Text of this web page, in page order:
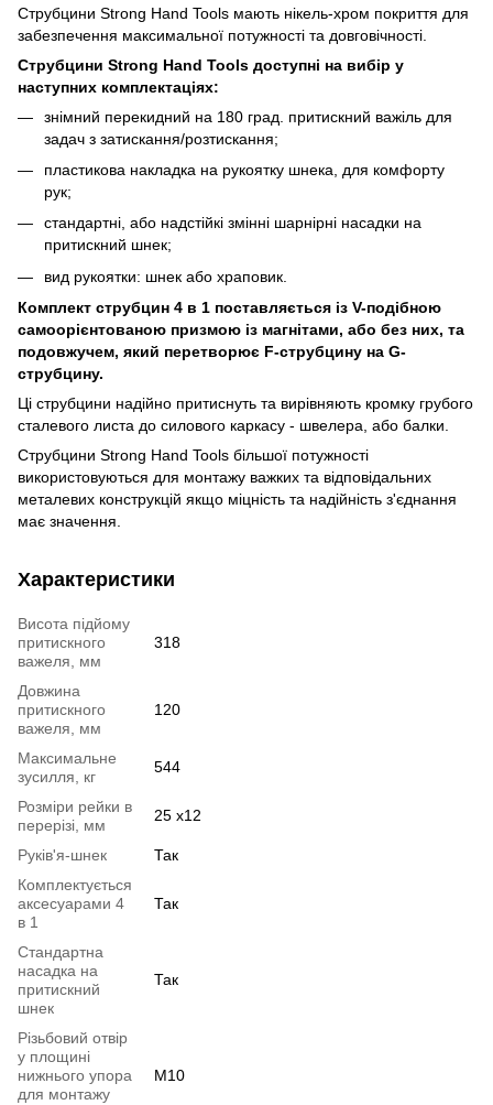
Струбцини Strong Hand Tools мають нікель-хром покриття для
забезпечення максимальної потужності та довговічності.
Струбцини Strong Hand Tools доступні на вибір у
наступних комплектаціях:
знімний перекидний на 180 град. притискний важіль для
задач з затискання/розтискання;
пластикова накладка на рукоятку шнека, для комфорту
рук;
стандартні, або надстійкі змінні шарнірні насадки на
притискний шнек;
вид рукоятки: шнек або храповик.
Комплект струбцин 4 в 1 поставляється із V-подібною
самоорієнтованою призмою із магнітами, або без них, та
подовжучем, який перетворює F-струбцину на G-
струбцину.
Ці струбцини надійно притиснуть та вирівняють кромку грубого
сталевого листа до силового каркасу - швелера, або балки.
Струбцини Strong Hand Tools більшої потужності
використовуються для монтажу важких та відповідальних
металевих конструкцій якщо міцність та надійність з'єднання
має значення.
Характеристики
Висота підйому
притискного
важеля, мм
318
Довжина
притискного
важеля, мм
120
Максимальне
зусилля, кг
544
Розміри рейки в
перерізі, мм
25 x12
Руків'я-шнек
Так
Комплектується
аксесуарами 4
в 1
Так
Стандартна
насадка на
притискний
шнек
Так
Різьбовий отвір
у площині
нижнього упора
для монтажу
M10